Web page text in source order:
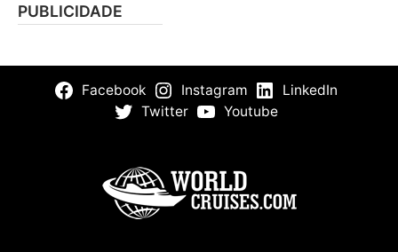
PUBLICIDADE
Facebook Instagram
LinkedIn
Twitter
Youtube